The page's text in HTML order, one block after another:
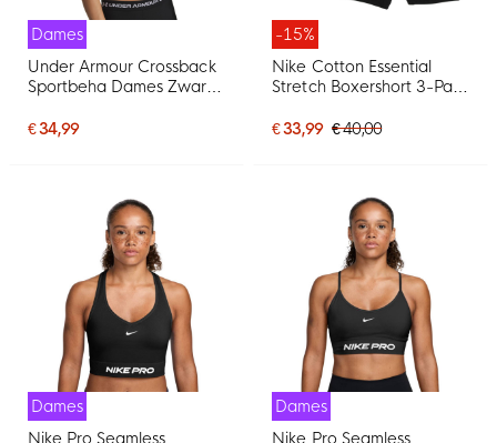
Dames
Under Armour Crossback
Sportbeha Dames Zwart
€ 34,99
-15%
Nike Cotton Essential
Stretch Boxershort 3-Pack
€ 33,99 € 40,00
Dames
Nike Pro Seamless
Dames
Nike Pro Seamless